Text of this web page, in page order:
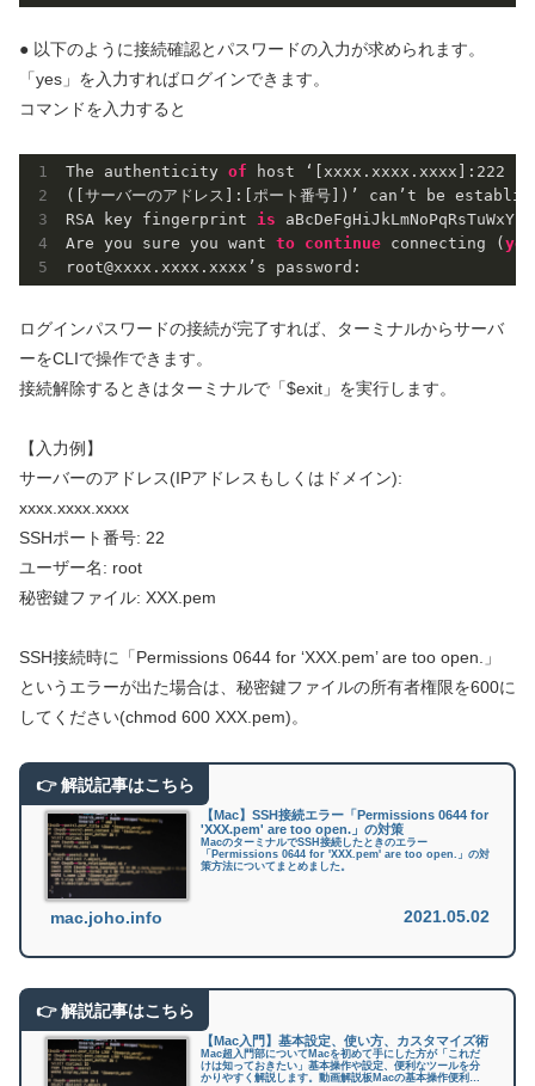
● 以下のように接続確認とパスワードの入力が求められます。
「yes」を入力すればログインできます。
コマンドを入力すると
The authenticity of host ‘[xxxx.xxxx.xxxx]: 222
([サーバーのアドレス]:[ポート番号])’ can’t be
RSA key fingerprint is aBcDeFgHiJkLmNoPqRsTuWxYz.
Are you sure you want to continue connecting ( yes
root@xxxx.xxxx.xxxx’s password:
ログインパスワードの接続が完了すれば、ターミナルからサーバ
ーをCLIで操作できます。
接続解除するときはターミナルで「$exit」を実行します。
【入力例】
サーバーのアドレス(IPアドレスもしくはドメイン):
xxxx.xxxx.xxxx
SSHポート番号: 22
ユーザー名: root
秘密鍵ファイル: XXX.pem
SSH接続時に「Permissions 0644 for ‘XXX.pem’ are too open.」
というエラーが出た場合は、秘密鍵ファイルの所有者権限を600に
してください(chmod 600 XXX.pem)。
【Mac】SSH接続エラー「Permissions 0644 for
'XXX.pem' are too open.」の対策
MacのターミナルでSSH接続したときのエラー
「Permissions 0644 for 'XXX.pem' are too open.」の対
策方法についてまとめました。
mac.joho.info 2021.05.02
【Mac入門】基本設定、使い方、カスタマイズ術
Mac超入門部についてMacを初めて手にした方が「これだ
けは知っておきたい」基本操作や設定、便利なツールを分
かりやすく解説します。動画解説板Macの基本操作便利な